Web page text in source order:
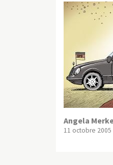
Angela
11 octobre 2005